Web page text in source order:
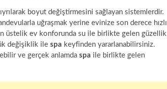
boyut değiştirmesini sağlayan sistemlerdir.
uğraşmak yerine evinize son derece hızlı
üstelik ev konforunda su ile birlikte gelen güzellik
değişiklik ile spa keyfinden yararlanabilirsiniz.
ve gerçek anlamda spa ile birlikte gelen